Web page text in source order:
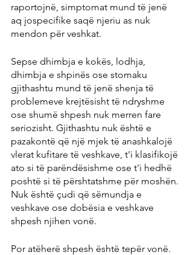
raportojnë, simptomat mund të jenë
aq jospecifike saqë njeriu as nuk
mendon për veshkat.
Sepse dhimbja e kokës, lodhja,
dhimbja e shpinës ose stomaku
gjithashtu mund të jenë shenja të
problemeve krejtësisht të ndryshme
ose shumë shpesh nuk merren fare
seriozisht. Gjithashtu nuk është e
pazakontë që një mjek të anashkalojë
vlerat kufitare të veshkave, t'i klasifikojë
ato si të parëndësishme ose t'i hedhë
poshtë si të përshtatshme për moshën.
Nuk është çudi që sëmundja e
veshkave ose dobësia e veshkave
shpesh njihen vonë.
Por atëherë shpesh është tepër vonë.